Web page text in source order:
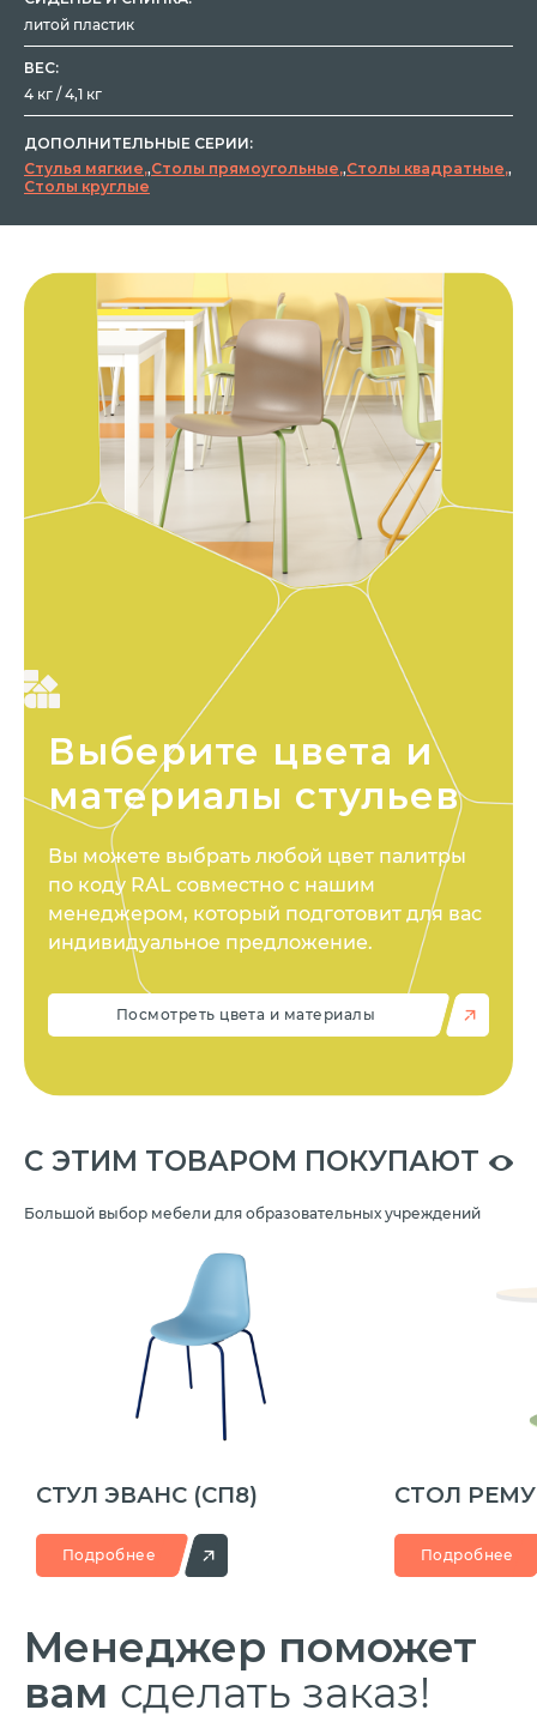
литой пластик
ВЕС:
4 кг / 4,1 кг
ДОПОЛНИТЕЛЬНЫЕ СЕРИИ:
Стулья мягкие ,Столы прямоугольные ,Столы квадратные ,
Столы круглые
Выберите цвета и
материалы стульев
Вы можете выбрать любой цвет палитры
по коду RAL совместно с нашим
менеджером, который подготовит для вас
индивидуальное предложение.
Посмотреть цвета и материалы
C ЭТИМ ТОВАРОМ ПОКУПАЮТ
Большой выбор мебели для образовательных учреждений
СТУЛ ЭВАНС (СП8)
Подробнее
СТОЛ
Подробнее
Менеджер поможет
вам сделать заказ!